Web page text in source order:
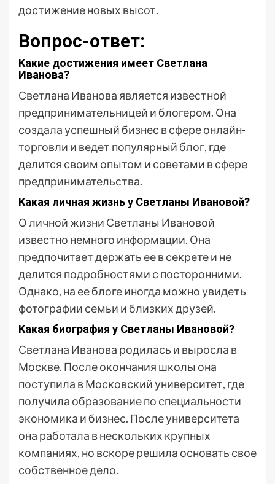
достижение новых высот.
Вопрос-ответ:
Какие достижения имеет Светлана
Иванова?
Светлана Иванова является известной
предпринимательницей и блогером. Она
создала успешный бизнес в сфере онлайн-
торговли и ведет популярный блог, где
делится своим опытом и советами в сфере
предпринимательства.
Какая личная жизнь у Светланы Ивановой?
О личной жизни Светланы Ивановой
известно немного информации. Она
предпочитает держать ее в секрете и не
делится подробностями с посторонними.
Однако, на ее блоге иногда можно увидеть
фотографии семьи и близких друзей.
Какая биография у Светланы Ивановой?
Светлана Иванова родилась и выросла в
Москве. После окончания школы она
поступила в Московский университет, где
получила образование по специальности
экономика и бизнес. После университета
она работала в нескольких крупных
компаниях, но вскоре решила основать свое
собственное дело.